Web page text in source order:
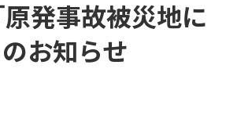
発事故被災地に
お知らせ